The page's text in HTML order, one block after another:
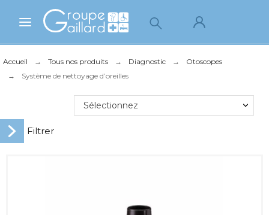
Accueil Tous nos produits Diagnostic
Otoscopes
Système de nettoyage d’oreilles
Sélectionnez